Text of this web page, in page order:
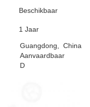
Beschikbaar
1 Jaar
Guangdong, China
Aanvaardbaar
D